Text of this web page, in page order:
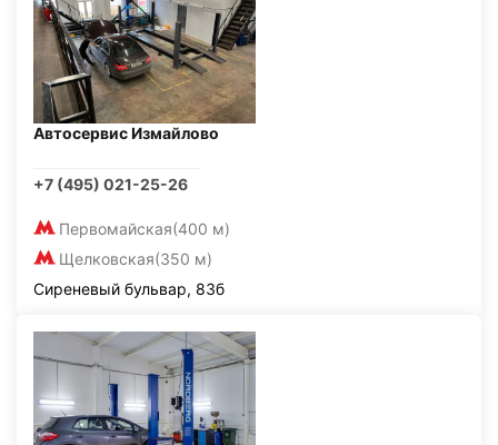
Автосервис Измайлово
+7 (495) 021-25-26
Первомайская(400 м)
Щелковская(350 м)
Сиреневый бульвар, 83б